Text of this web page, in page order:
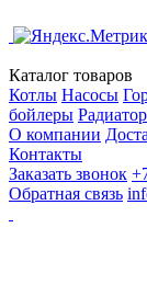
Каталог товаров
Котлы Насосы
бойлеры
О компании
Контакты
Заказать звонок
Обратная связь